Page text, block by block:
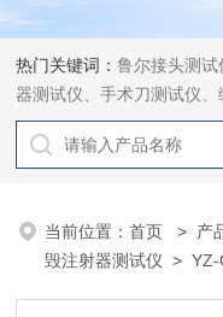
热门关键词：鲁尔接头测
器测试仪、手术刀测试仪
钳测试仪、导引管导丝测
当前位置：首页 > 产
毁注射器测试仪 > YZ-